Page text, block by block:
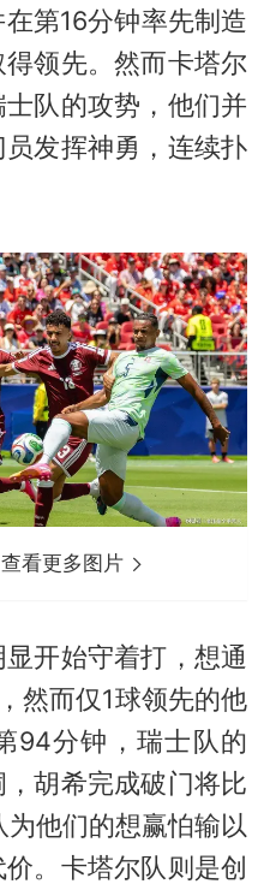
第16分钟率先制造
领先。然而卡塔尔
队的攻势，他们并
发挥神勇，连续扑
看更多图片
开始守着打，想通
然而仅1球领先的他
94分钟，瑞士队的
胡希完成破门将比
为他们的想赢怕输以
。卡塔尔队则是创